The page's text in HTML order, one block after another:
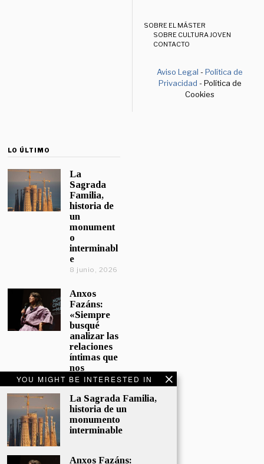
YOU MIGHT BE INTERESTED IN
La Sagrada Familia,
historia de un
monumento
interminable
Anxos Fazáns:
SOBRE EL MÁSTER
SOBRE CULTURA JOVEN
CONTACTO
Aviso Legal -Política de
Privacidad - Política de
Cookies
LO ÚLTIMO
La
Sagrada
Familia,
historia de
un
monument
o
interminabl
e
8 junio, 2026
Anxos
Fazáns:
«Siempre
busqué
analizar las
relaciones
íntimas que
nos
afectan»
5 junio, 2026
El hijo de la
cómica, el
homenaje
Sacristán a